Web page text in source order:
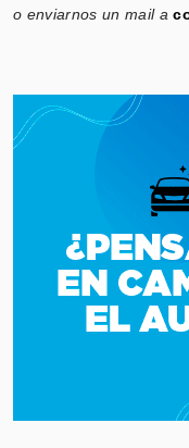
o enviarnos un mail a